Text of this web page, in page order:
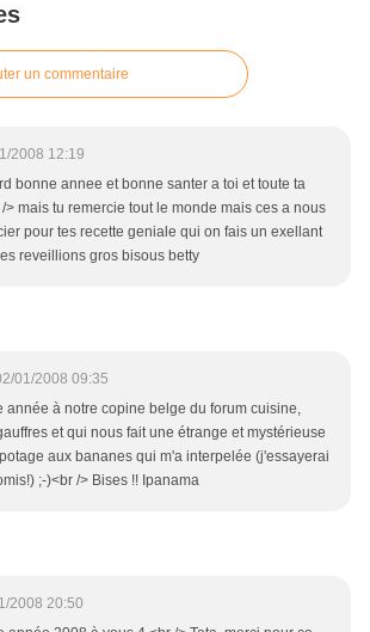
un commentaire
2008 12:19
bonne annee et bonne santer a toi et toute ta
> mais tu remercie tout le monde mais ces a nous
pour tes recette geniale qui on fais un exellant
reveillions gros bisous betty
01/2008 09:35
année à notre copine belge du forum cuisine,
et qui nous fait une étrange et mystérieuse
aux bananes qui m'a interpelée (j'essayerai
;-)<br /> Bises !! Ipanama
2008 20:50